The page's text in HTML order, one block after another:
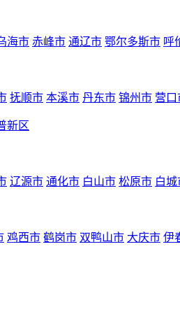
海市 赤峰市 通辽市 鄂尔多斯市 呼
抚顺市 本溪市 丹东市 锦州市 营口
新区
辽源市 通化市 白山市 松原市 白城
鸡西市 鹤岗市 双鸭山市 大庆市 伊